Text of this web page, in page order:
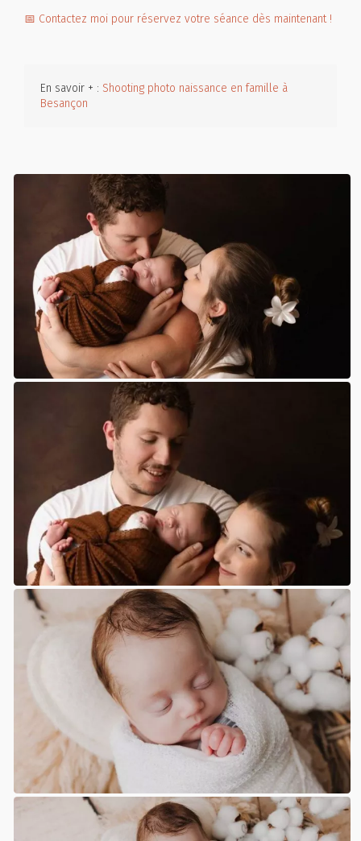
📅 Contactez moi pour réservez votre séance dès maintenant !
En savoir + : Shooting photo naissance en famille à
Besançon